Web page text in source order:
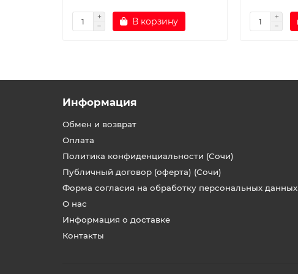
В корзину
Информация
Обмен и возврат
Оплата
Политика конфиденциальности (Сочи)
Публичный договор (оферта) (Сочи)
Форма согласия на обработку персональных данных
О нас
Информация о доставке
Контакты